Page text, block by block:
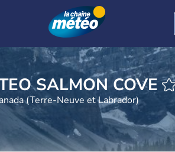
METEO SALMON COVE
(Terre-Neuve et Labrador)